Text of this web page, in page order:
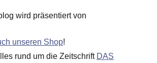
wird präsentiert von
unseren Shop!
rund um die Zeitschrift DAS